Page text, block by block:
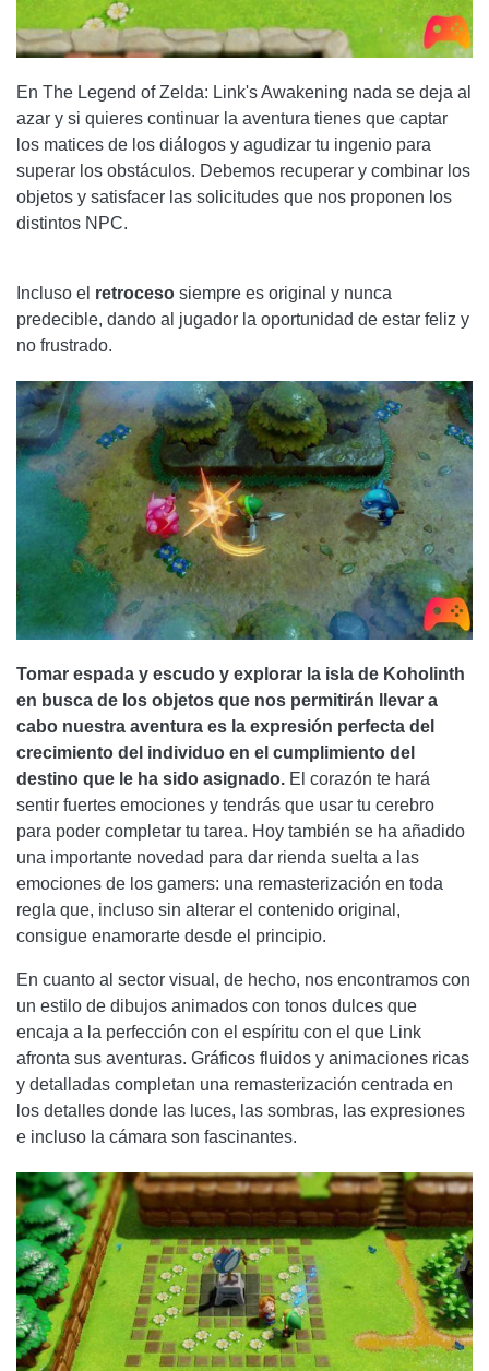
En The Legend of Zelda: Link's Awakening nada se deja al
azar y si quieres continuar la aventura tienes que captar
los matices de los diálogos y agudizar tu ingenio para
superar los obstáculos. Debemos recuperar y combinar los
objetos y satisfacer las solicitudes que nos proponen los
distintos NPC.
Incluso el retroceso siempre es original y nunca
predecible, dando al jugador la oportunidad de estar feliz y
no frustrado.
Tomar espada y escudo y explorar la isla de Koholinth
en busca de los objetos que nos permitirán llevar a
cabo nuestra aventura es la expresión perfecta del
crecimiento del individuo en el cumplimiento del
destino que le ha sido asignado. El corazón te hará
sentir fuertes emociones y tendrás que usar tu cerebro
para poder completar tu tarea. Hoy también se ha añadido
una importante novedad para dar rienda suelta a las
emociones de los gamers: una remasterización en toda
regla que, incluso sin alterar el contenido original,
consigue enamorarte desde el principio.
En cuanto al sector visual, de hecho, nos encontramos con
un estilo de dibujos animados con tonos dulces que
encaja a la perfección con el espíritu con el que Link
afronta sus aventuras. Gráficos fluidos y animaciones ricas
y detalladas completan una remasterización centrada en
los detalles donde las luces, las sombras, las expresiones
e incluso la cámara son fascinantes.